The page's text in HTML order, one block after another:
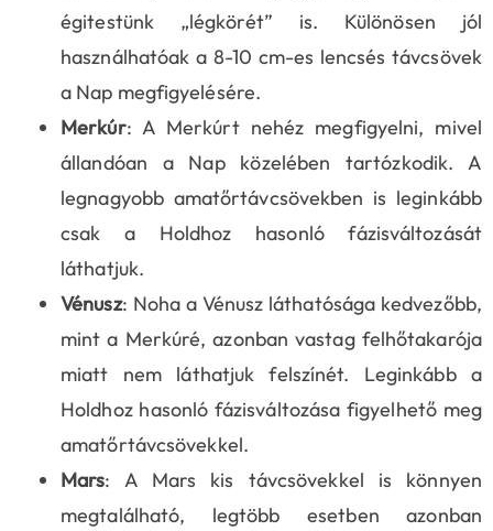
égitestünk „légkörét” is. Különösen jól
használhatóak a 8-10 cm-es lencsés távcsövek
a Nap megfigyelésére.
Merkúr: A Merkúrt nehéz megfigyelni, mivel
állandóan a Nap közelében tartózkodik. A
legnagyobb amatőrtávcsövekben is leginkább
csak a Holdhoz hasonló fázisváltozását
láthatjuk.
Vénusz: Noha a Vénusz láthatósága kedvezőbb,
mint a Merkúré, azonban vastag felhőtakarója
miatt nem láthatjuk felszínét. Leginkább a
Holdhoz hasonló fázisváltozása figyelhető meg
amatőrtávcsövekkel.
Mars: A Mars kis távcsövekkel is könnyen
megtalálható, legtöbb esetben azonban